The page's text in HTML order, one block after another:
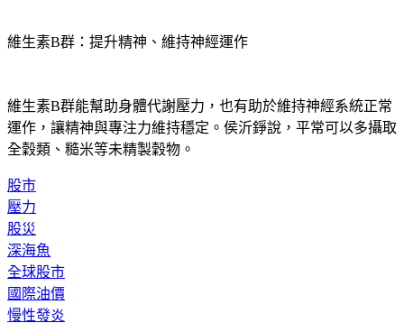
維生素B群：提升精神、維持神經運作
維生素B群能幫助身體代謝壓力，也有助於維持神經系統正常
運作，讓精神與專注力維持穩定。侯沂錚說，平常可以多攝取
全穀類、糙米等未精製穀物。
股市
壓力
股災
深海魚
全球股市
國際油價
慢性發炎